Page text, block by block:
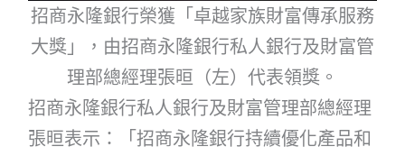
招商永隆銀行榮獲「卓越家族財富傳承服務
大獎」，由招商永隆銀行私人銀行及財富管
理部總經理張晅（左）代表領獎。
招商永隆銀行私人銀行及財富管理部總經理
張晅表示：「招商永隆銀行持續優化產品和